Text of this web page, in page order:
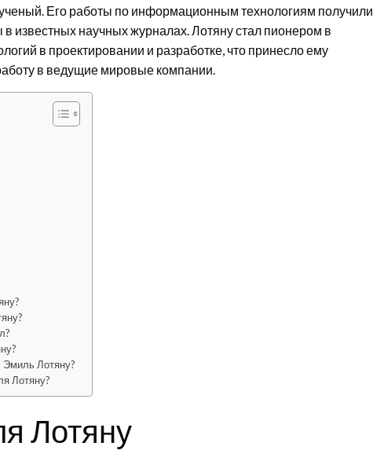
Его работы по информационным технологиям получили
известных научных журналах. Лотяну стал пионером в
в проектировании и разработке, что принесло ему
в ведущие мировые компании.
Эмиль Лотяну?
Лотяну?
Лотяну